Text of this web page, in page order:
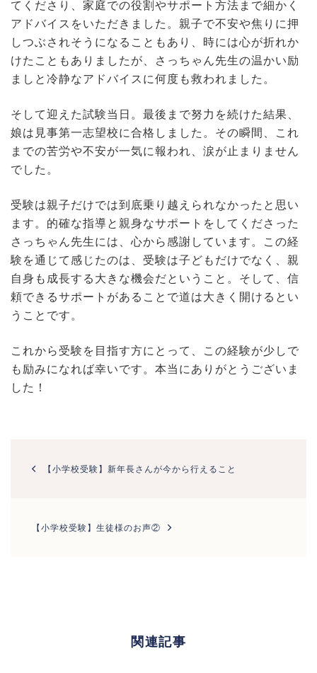
てくださり、家庭での役割やサポート方法まで細かく
アドバイスをいただきました。親子で不安や焦りに押
しつぶされそうになることもあり、時には心が折れか
けたこともありましたが、さっちゃん先生の温かい励
ましと冷静なアドバイスに何度も救われました。
そして迎えた試験当日。最後まで努力を続けた結果、
娘は見事第一志望校に合格しました。その瞬間、これ
までの苦労や不安が一気に報われ、涙が止まりません
でした。
受験は親子だけでは到底乗り越えられなかったと思い
ます。的確な指導と親身なサポートをしてくださった
さっちゃん先生には、心から感謝しています。この経
験を通じて感じたのは、受験は子どもだけでなく、親
自身も成長する大きな機会だということ。そして、信
頼できるサポートがあることで道は大きく開けるとい
うことです。
これから受験を目指す方にとって、この経験が少しで
も励みになれば幸いです。本当にありがとうございま
した！
【小学校受験】新年長さんが今から行えること
【小学校受験】生徒様のお声②
関連記事